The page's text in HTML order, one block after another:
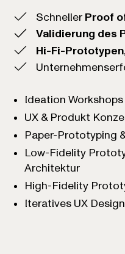
Schneller Proof
Validierung des
Hi-Fi-Prototypen
Ideation Workshops
UX & Produkt
Paper-Prototyping
Low-Fidelity
Architektur
High-Fidelity
Iteratives UX